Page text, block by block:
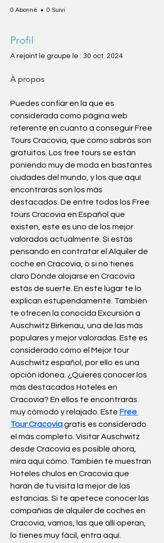
0 Abonné 0 Suivi
Profil
A rejoint le groupe le : 30 oct. 2024
À propos
Puedes confiar en la que es
considerada como página web
referente en cuanto a conseguir Free
Tours Cracovia, que como sabrás son
gratuitos. Los free tours se están
poniendo muy de moda en bastantes
ciudades del mundo, y los que aquí
encontrarás son los más
destacados. De entre todos los Free
tours Cracovia en Español que
existen, este es uno de los mejor
valorados actualmente. Si estás
pensando en contratar el Alquiler de
coche en Cracovia, o si no tienes
claro Dónde alojarse en Cracovia
estás de suerte. En este lugar te lo
explican estupendamente. También
te ofrecen la conocida Excursión a
Auschwitz Birkenau, una de las más
populares y mejor valoradas. Este es
considerado cómo el Mejor tour
Auschwitz español, por ello es una
opción idónea. ¿Quieres conocer los
más destacados Hoteles en
Cracovia? En ellos te encontrarás
muy cómodo y relajado. Este Free
Tour Cracovia gratis es considerado
el más completo. Visitar Auschwitz
desde Cracovia es posible ahora,
mira aquí cómo. También te muestran
Hoteles chulos en Cracovia que
harán de tu visita la mejor de las
estancias. Si te apetece conocer las
compañias de alquiler de coches en
Cracovia, vamos, las que allí operan,
lo tienes muy fácil, entra aquí.